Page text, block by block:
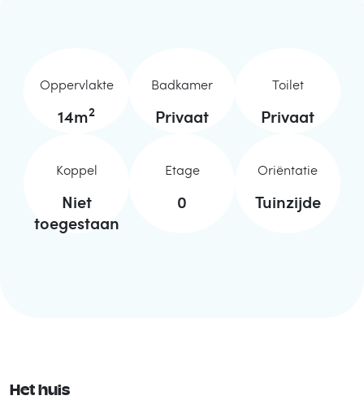
Oppervlakte
14m2
Badkamer
Privaat
Toilet
Privaat
Koppel
Niet
toegestaan
Etage
0
Oriëntatie
Tuinzijde
Het huis